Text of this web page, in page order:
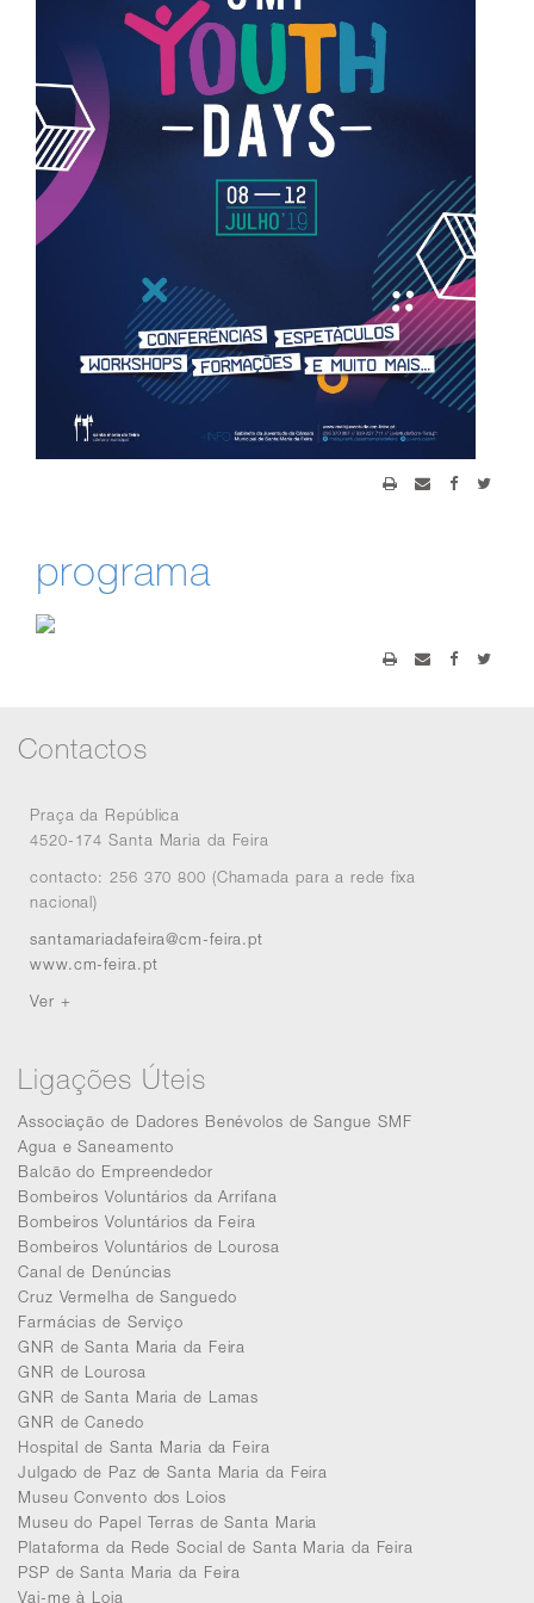
programa
Contactos
Praça da República
4520-174 Santa Maria da Feira
contacto: 256 370 800 (Chamada para a rede fixa
nacional)
santamariadafeira@cm-feira.pt
www.cm-feira.pt
Ver +
Ligações Úteis
Associação de Dadores Benévolos de Sangue SMF
Agua e Saneamento
Balcão do Empreendedor
Bombeiros Voluntários da Arrifana
Bombeiros Voluntários da Feira
Bombeiros Voluntários de Lourosa
Canal de Denúncias
Cruz Vermelha de Sanguedo
Farmácias de Serviço
GNR de Santa Maria da Feira
GNR de Lourosa
GNR de Santa Maria de Lamas
GNR de Canedo
Hospital de Santa Maria da Feira
Julgado de Paz de Santa Maria da Feira
Museu Convento dos Loios
Museu do Papel Terras de Santa Maria
Plataforma da Rede Social de Santa Maria da Feira
PSP de Santa Maria da Feira
Vai-me à Loja